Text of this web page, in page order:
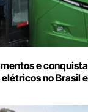
e
no Brasil